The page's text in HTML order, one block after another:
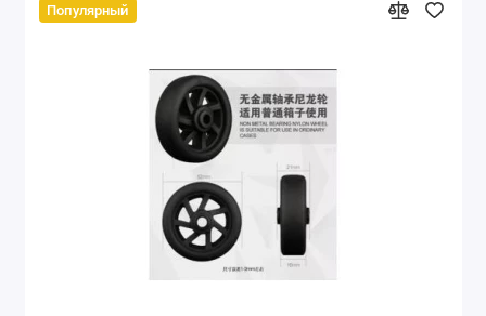
Популярный